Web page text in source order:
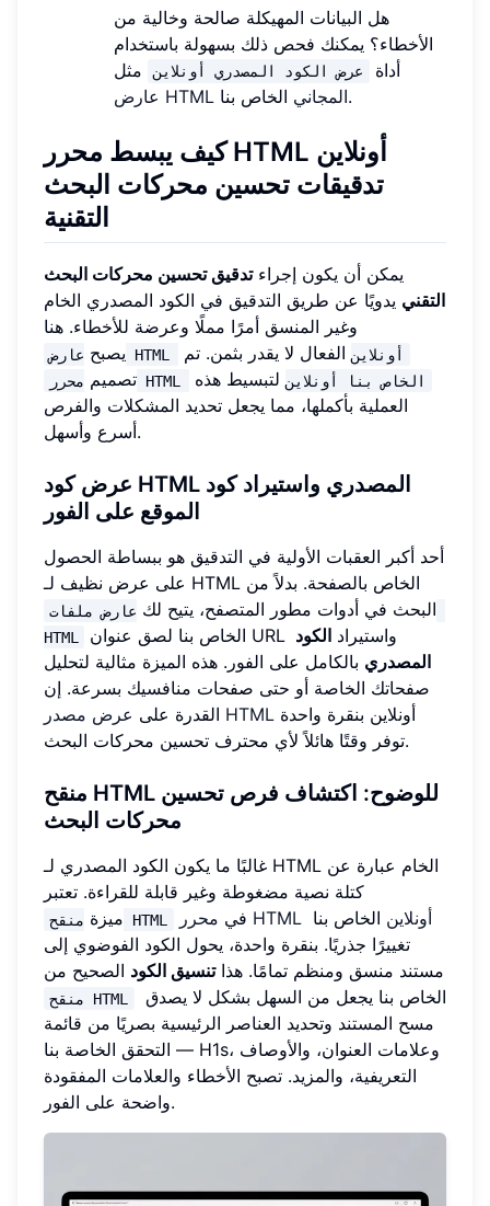
هل البيانات المهيكلة صالحة وخالية من
الأخطاء؟ يمكنك فحص ذلك بسهولة باستخدام
أداة
عرض الكود المصدري أونلاين
مثل
عارض HTML المجانيالخاص بنا.
كيف يبسط محرر HTML أونلاين
تدقيقات تحسين محركات البحث
التقنية
يمكن أن يكون إجراءتدقيق تحسين محركات البحث
التقني يدويًا عن طريق التدقيق في الكود المصدري الخام
وغير المنسق أمرًا مملًا وعرضة للأخطاء. هنا
يصبح
عارض HTML أونلاينالفعال لا يقدر بثمن. تم
تصميم
محرر HTML الخاص بنا أونلاينلتبسيط هذه
العملية بأكملها، مما يجعل تحديد المشكلات والفرص
أسرع وأسهل.
عرض كود HTML المصدري واستيراد كود
الموقع على الفور
أحد أكبر العقبات الأولية في التدقيق هو ببساطة الحصول
على عرض نظيف لـ HTML الخاص بالصفحة. بدلاً من
البحث في أدوات مطور المتصفح، يتيح لك عارض ملفات
HTML
الخاص بنا لصق عنوان URL واستيراد الكود
المصدري بالكامل على الفور. هذه الميزة مثالية لتحليل
صفحاتك الخاصة أو حتى صفحات منافسيك بسرعة. إن
القدرة على عرض مصدر HTML
توفر وقتًا هائلاً لأي محترف تحسين محركات البحث.
منقح HTML للوضوح: اكتشاف فرص تحسين
محركات البحث
غالبًا ما يكون الكود المصدري لـ HTML الخام عبارة عن
كتلة نصية مضغوطة وغير قابلة للقراءة. تعتبر
ميزة منقح HTML في محرر HTML أونلاين الخاص بنا
تغييرًا جذريًا. بنقرة واحدة، يحول الكود الفوضوي إلى
مستند منسق ومنظم تمامًا. هذاتنسيق الكود الصحيح من
منقح HTML
مسح المستند وتحديد العناصر الرئيسية بصريًا من قائمة
التحقق الخاصة بنا — H1s، وعلامات العنوان، والأوصاف
التعريفية، والمزيد. تصبح الأخطاء والعلامات المفقودة
واضحة على الفور.